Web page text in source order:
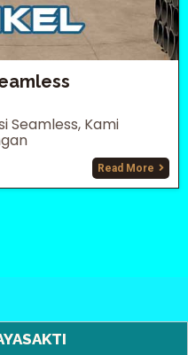
Seamless, Kami
Read More